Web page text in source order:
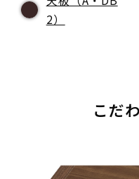
2）
こだ